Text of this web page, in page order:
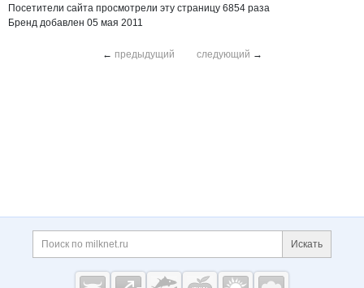
Посетители сайта просмотрели эту страницу 6854 раза
Бренд добавлен 05 мая 2011
← предыдущий следующий →
Дополнительная информация
Поиск по сайту и
Искать
Cсылки на полезные проекты